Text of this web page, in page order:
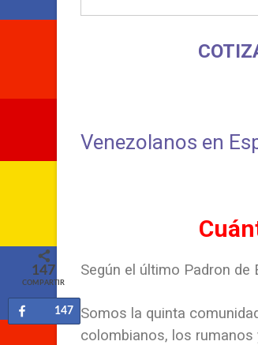
Venezolanos en
Según el último Padron de
Somos la quinta
colombianos, los
147
COMPARTIR
Compartir
147